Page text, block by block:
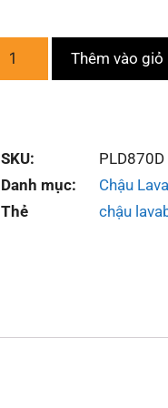
Thêm vào giỏ
SKU:
PLD870D
Danh mục:
Chậu
Thẻ
chậu